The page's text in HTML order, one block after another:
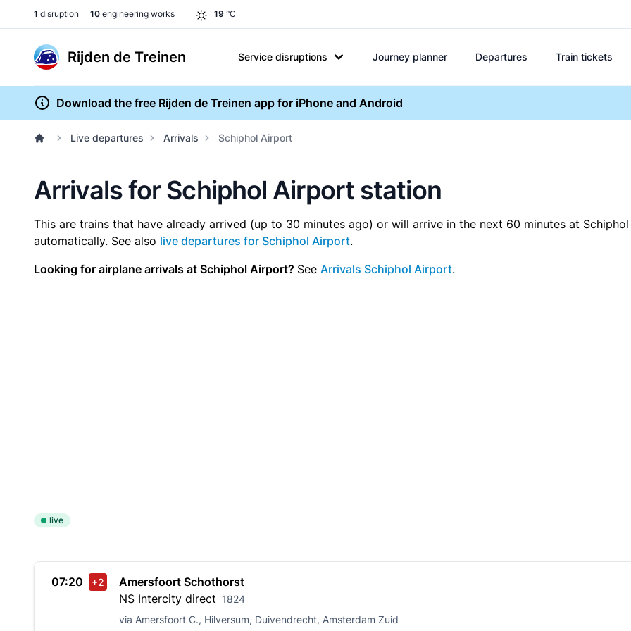
1 disruption 10 engineering works 19 °C
Rijden de Treinen Service disruptions Journey planner Departures Train tickets
Download the free Rijden de Treinen app for iPhone and Android
Live departures Arrivals Schiphol Airport
Arrivals for Schiphol Airport station
This are trains that have already arrived (up to 30 minutes ago) or will arrive in the next 60 minutes at
automatically. See also live departures for Schiphol Airport.
Looking for airplane arrivals at Schiphol Airport? See Arrivals Schiphol Airport.
live
07:20 +2
Amersfoort Schothorst
NS Intercity direct 1824
via Amersfoort C., Hilversum, Duivendrecht, Amsterdam Zuid